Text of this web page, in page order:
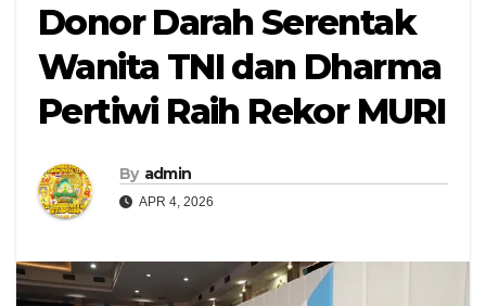
Donor Darah Serentak
Wanita TNI dan Dharma
Pertiwi Raih Rekor MURI
By admin
APR 4, 2026